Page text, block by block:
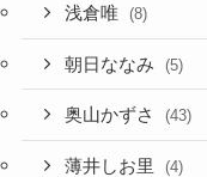
浅倉唯 (8)
朝日ななみ (5)
奥山かずさ (43)
薄井しお里 (4)